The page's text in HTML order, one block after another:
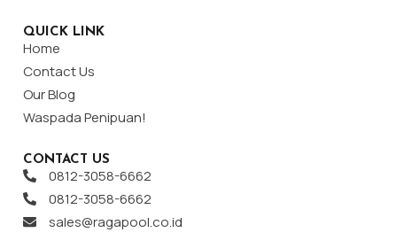
QUICK LINK
Home
Contact Us
Our Blog
Waspada Penipuan!
CONTACT US
0812-3058-6662
0812-3058-6662
sales@ragapool.co.id